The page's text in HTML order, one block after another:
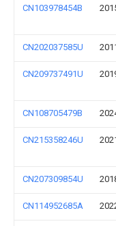
CN103978454B
CN202037585U
CN209737491U
CN108705479B
CN215358246U
CN207309854U
CN114952685A